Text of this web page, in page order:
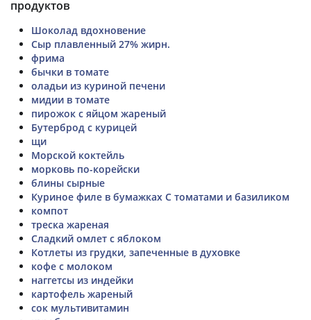
продуктов
Шоколад вдохновение
Сыр плавленный 27% жирн.
фрима
бычки в томате
оладьи из куриной печени
мидии в томате
пирожок с яйцом жареный
Бутерброд с курицей
щи
Морской коктейль
морковь по-корейски
блины сырные
Куриное филе в бумажках С томатами и базиликом
компот
треска жареная
Сладкий омлет с яблоком
Котлеты из грудки, запеченные в духовке
кофе с молоком
наггетсы из индейки
картофель жареный
сок мультивитамин